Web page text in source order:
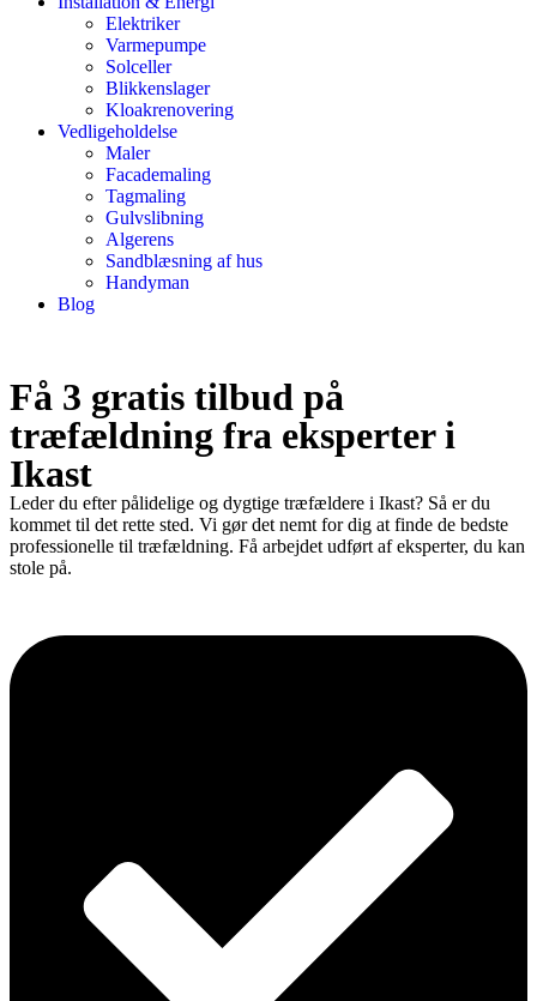
Elektriker
Varmepumpe
Solceller
Blikkenslager
Kloakrenovering
Vedligeholdelse
Maler
Facademaling
Tagmaling
Gulvslibning
Algerens
Sandblæsning af hus
Handyman
Blog
Få 3 gratis tilbud på
træfældning fra eksperter i
Ikast
Leder du efter pålidelige og dygtige træfældere i Ikast? Så er du
kommet til det rette sted. Vi gør det nemt for dig at finde de bedste
professionelle til træfældning. Få arbejdet udført af eksperter, du kan
stole på.